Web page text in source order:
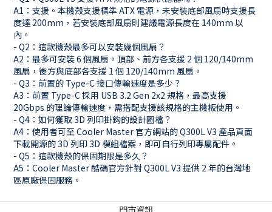
A1：支援。本機殼支援標準 ATX 電源，未安裝底部風扇時支援長
度達 200mm，若安裝底部風扇則建議電源長度在 140mm 以
內。
- Q2：這款機殼最多可以安裝幾個風扇？
A2：最多可安裝 6 個風扇。頂部、前方各支援 2 個 120/140mm
風扇，後方與底部各支援 1 個 120/140mm 風扇。
- Q3：前置的 Type-C 接口傳輸速度是多少？
A3：前置 Type-C 採用 USB 3.2 Gen 2x2 規格，最高支援
20Gbps 的理論傳輸速度，需搭配支援該規格的主機板使用。
- Q4：如何獲取 3D 列印掛鈎的設計圖檔？
A4：使用者可至 Cooler Master 官方網站的 Q300L V3 產品頁面
下載開源的 3D 列印 3D 模組檔案，即可自行列印專屬配件。
- Q5：這款機殼的保固期限是多久？
A5：Cooler Master 酷碼官方針對 Q300L V3 提供 2 年的台灣地
區原廠保固服務。
門市資訊